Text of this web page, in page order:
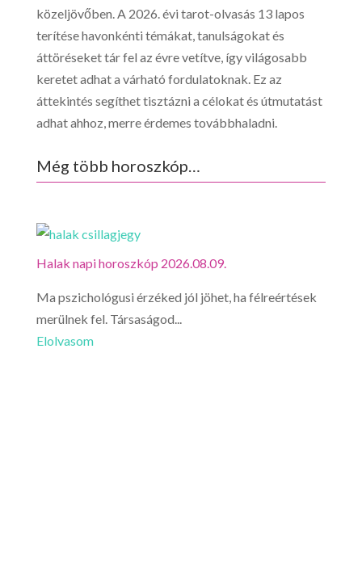
közeljövőben. A 2026. évi tarot-olvasás 13 lapos
terítése havonkénti témákat, tanulságokat és
áttöréseket tár fel az évre vetítve, így világosabb
keretet adhat a várható fordulatoknak. Ez az
áttekintés segíthet tisztázni a célokat és útmutatást
adhat ahhoz, merre érdemes továbbhaladni.
Még több horoszkóp…
Halak napi horoszkóp 2026.08.09.
Ma pszichológusi érzéked jól jöhet, ha félreértések
merülnek fel. Társaságod...
Elolvasom